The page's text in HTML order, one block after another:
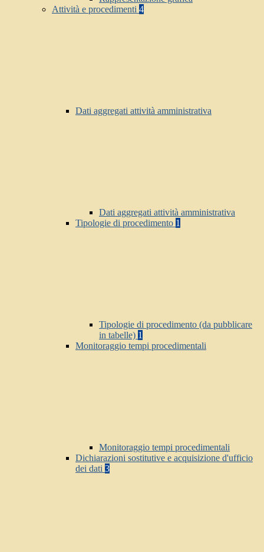
Attività e procedimenti 4
Dati aggregati attività amministrativa
Dati aggregati attività amministrativa
Tipologie di procedimento 1
Tipologie di procedimento (da pubblicare
in tabelle) 1
Monitoraggio tempi procedimentali
Monitoraggio tempi procedimentali
Dichiarazioni sostitutive e acquisizione d'ufficio
dei dati 3